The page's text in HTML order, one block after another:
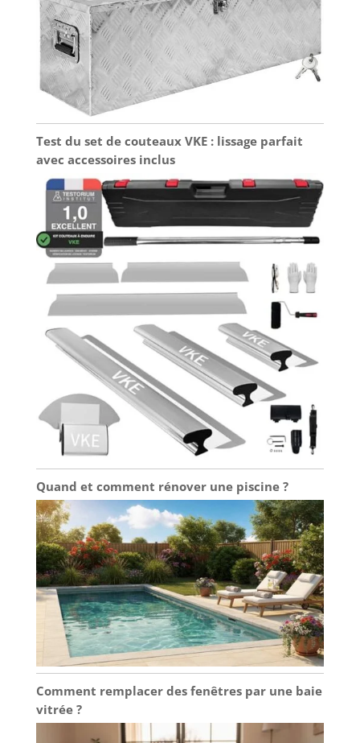
Test du set de couteaux VKE : lissage parfait
avec accessoires inclus
Quand et comment rénover une piscine ?
Comment remplacer des fenêtres par une baie
vitrée ?